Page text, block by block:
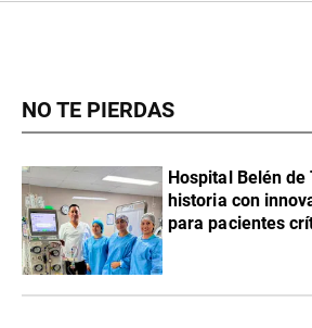
NO TE PIERDAS
Hospital Belén
historia con
para pacientes